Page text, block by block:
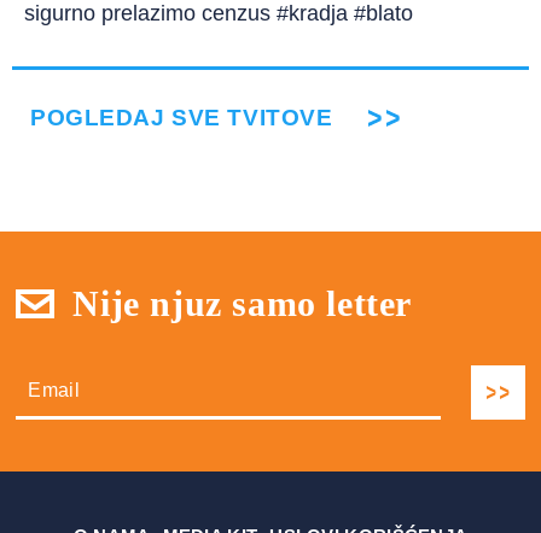
sigurno prelazimo cenzus #kradja #blato
POGLEDAJ SVE TVITOVE
Nije njuz samo letter